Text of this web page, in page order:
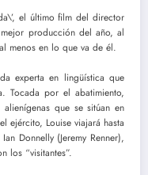
el último film del director
producción del año, al
menos en lo que va de él.
experta en lingüística que
Tocada por el abatimiento,
que se sitúan en
ejército, Louise viajará hasta
Donnelly (Jeremy Renner),
los “visitantes”.